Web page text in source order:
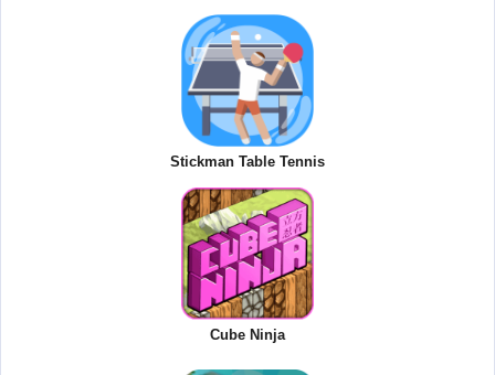
Stickman Table Tennis
Cube Ninja